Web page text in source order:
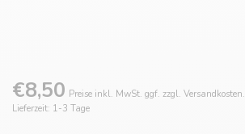
€8,50 Preise inkl. MwSt. ggf. zzgl. Versandkosten.
Lieferzeit: 1-3 Tage